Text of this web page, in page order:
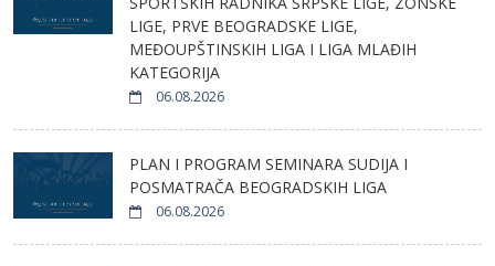
LIGE, PRVE BEOGRADSKE LIGE,
MEĐOUPŠTINSKIH LIGA I LIGA MLAĐIH
KATEGORIJA
06.08.2026
PLAN I PROGRAM SEMINARA SUDIJA I
POSMATRAČA BEOGRADSKIH LIGA
06.08.2026